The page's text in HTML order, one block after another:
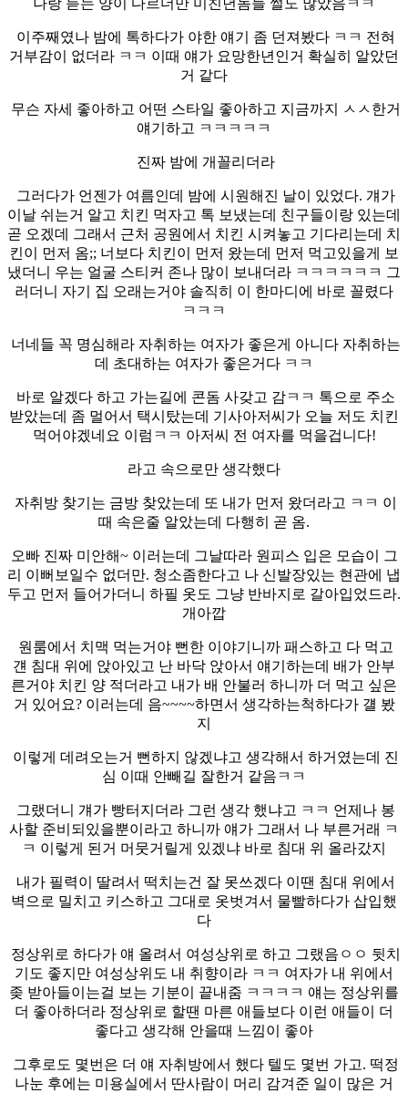
나랑 듣는 양이 다르더만 미친년놈들 썰도 많았음ㅋㅋ
이주째였나 밤에 톡하다가 야한 얘기 좀 던져봤다 ㅋㅋ 전혀
거부감이 없더라 ㅋㅋ 이때 얘가 요망한년인거 확실히 알았던
거 같다
무슨 자세 좋아하고 어떤 스타일 좋아하고 지금까지 ㅅㅅ한거
얘기하고 ㅋㅋㅋㅋㅋ
진짜 밤에 개꼴리더라
그러다가 언젠가 여름인데 밤에 시원해진 날이 있었다. 걔가
이날 쉬는거 알고 치킨 먹자고 톡 보냈는데 친구들이랑 있는데
곧 오겠데 그래서 근처 공원에서 치킨 시켜놓고 기다리는데 치
킨이 먼저 옴;; 너보다 치킨이 먼저 왔는데 먼저 먹고있을게 보
냈더니 우는 얼굴 스티커 존나 많이 보내더라 ㅋㅋㅋㅋㅋㅋ 그
러더니 자기 집 오래는거야 솔직히 이 한마디에 바로 꼴렸다
ㅋㅋㅋ
너네들 꼭 명심해라 자취하는 여자가 좋은게 아니다 자취하는
데 초대하는 여자가 좋은거다 ㅋㅋ
바로 알겠다 하고 가는길에 콘돔 사갖고 감ㅋㅋ 톡으로 주소
받았는데 좀 멀어서 택시탔는데 기사아저씨가 오늘 저도 치킨
먹어야겠네요 이럼ㅋㅋ 아저씨 전 여자를 먹을겁니다!
라고 속으로만 생각했다
자취방 찾기는 금방 찾았는데 또 내가 먼저 왔더라고 ㅋㅋ 이
때 속은줄 알았는데 다행히 곧 옴.
오빠 진짜 미안해~ 이러는데 그날따라 원피스 입은 모습이 그
리 이뻐보일수 없더만. 청소좀한다고 나 신발장있는 현관에 냅
두고 먼저 들어가더니 하필 옷도 그냥 반바지로 갈아입었드라.
개아깝
원룸에서 치맥 먹는거야 뻔한 이야기니까 패스하고 다 먹고
걘 침대 위에 앉아있고 난 바닥 앉아서 얘기하는데 배가 안부
른거야 치킨 양 적더라고 내가 배 안불러 하니까 더 먹고 싶은
거 있어요? 이러는데 음~~~~하면서 생각하는척하다가 걜 봤
지
이렇게 데려오는거 뻔하지 않겠냐고 생각해서 하거였는데 진
심 이때 안빼길 잘한거 같음ㅋㅋ
그랬더니 걔가 빵터지더라 그런 생각 했냐고 ㅋㅋ 언제나 봉
사할 준비되있을뿐이라고 하니까 얘가 그래서 나 부른거래 ㅋ
ㅋ 이렇게 된거 머뭇거릴게 있겠냐 바로 침대 위 올라갔지
내가 필력이 딸려서 떡치는건 잘 못쓰겠다 이땐 침대 위에서
벽으로 밀치고 키스하고 그대로 옷벗겨서 물빨하다가 삽입했
다
정상위로 하다가 얘 올려서 여성상위로 하고 그랬음ㅇㅇ 뒷치
기도 좋지만 여성상위도 내 취향이라 ㅋㅋ 여자가 내 위에서
좆 받아들이는걸 보는 기분이 끝내줌 ㅋㅋㅋㅋ 얘는 정상위를
더 좋아하더라 정상위로 할땐 마른 애들보다 이런 애들이 더
좋다고 생각해 안을때 느낌이 좋아
그후로도 몇번은 더 얘 자취방에서 했다 텔도 몇번 가고. 떡정
나눈 후에는 미용실에서 딴사람이 머리 감겨준 일이 많은 거